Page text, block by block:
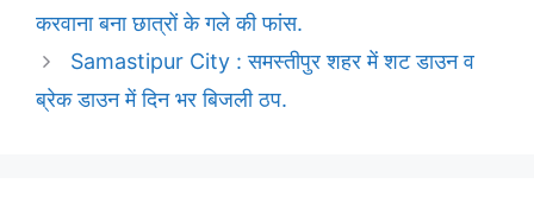
करवाना बना छात्रों के गले की फांस.
Samastipur City : समस्तीपुर शहर में शट डाउन व
ब्रेक डाउन में दिन भर बिजली ठप.